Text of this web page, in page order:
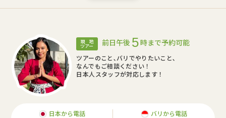
現 地
ツアー 前日午後 5時まで予約可能
ツアーのこと､バリでやりたいこと､
なんでもご相談ください！
日本人スタッフが対応します！
日本から電話 バリから電話